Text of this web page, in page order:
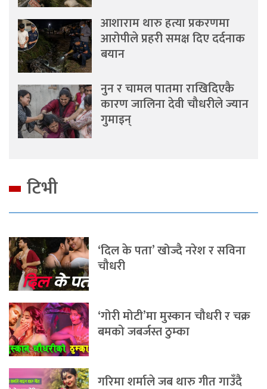
आशाराम थारु हत्या प्रकरणमा
आरोपीले प्रहरी समक्ष दिए दर्दनाक
बयान
नुन र चामल पातमा राखिदिएकै
कारण जालिना देवी चौधरीले ज्यान
गुमाइन्
टिभी
‘दिल के पता’ खोज्दै नरेश र सविना
चौधरी
‘गोरी मोटी’मा मुस्कान चौधरी र चक्र
बमको जबर्जस्त ठुम्का
गरिमा शर्माले जब थारु गीत गाउँदै